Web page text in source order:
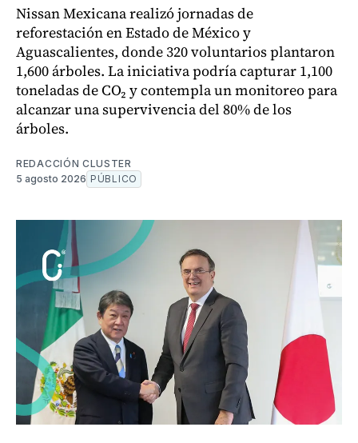
Nissan Mexicana realizó jornadas de
reforestación en Estado de México y
Aguascalientes, donde 320 voluntarios plantaron
1,600 árboles. La iniciativa podría capturar 1,100
toneladas de CO₂ y contempla un monitoreo para
alcanzar una supervivencia del 80% de los
árboles.
REDACCIÓN CLUSTER
5 agosto 2026 PÚBLICO